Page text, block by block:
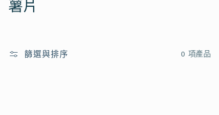
商
列
薯片
篩選與排序 0 項產品